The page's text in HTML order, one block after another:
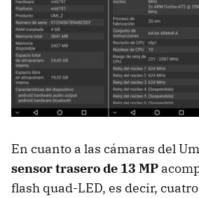
En cuanto a las cámaras del
sensor trasero de 13 MP
flash quad-LED, es decir,